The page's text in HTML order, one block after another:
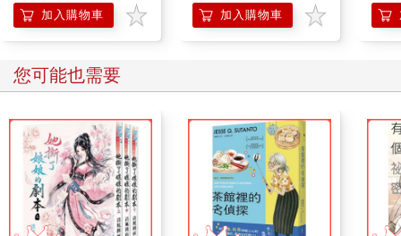
加入購物車 加入購物車
「
您可能也需要